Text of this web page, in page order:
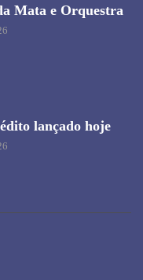
Mata e Orquestra
lançado hoje